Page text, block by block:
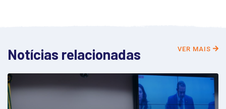
Notícias relacionadas VER MAIS